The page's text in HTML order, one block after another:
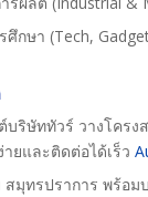
กษา (Tech,
ริษัททัวร์ วางโครง
ยและติดต่อได้เร็ว
มุทรปราการ พร้อม